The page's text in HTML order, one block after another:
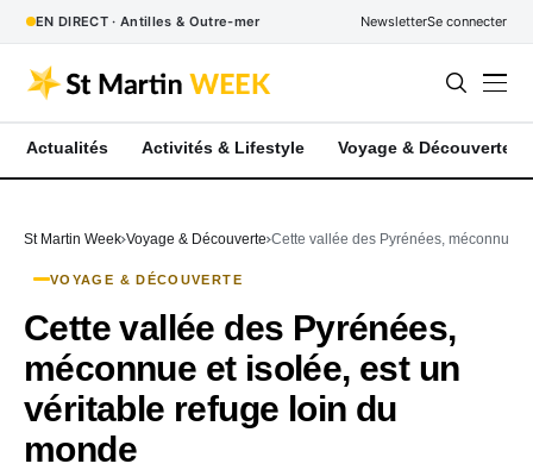
EN DIRECT · Antilles & Outre-mer NewsletterSe connecter
Actualités Activités & Lifestyle Voyage & Découverte
St Martin Week Voyage & Découverte Cette vallée des Pyrénées, méconnue
VOYAGE & DÉCOUVERTE
Cette vallée des Pyrénées,
méconnue et isolée, est un
véritable refuge loin du
monde